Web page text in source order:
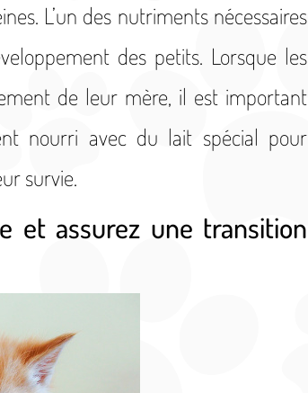
L’un des nutriments nécessaires
des petits. Lorsque les
de leur mère, il est important
nourri avec du lait spécial pour
survie.
et assurez une transition